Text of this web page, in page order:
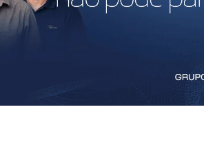
Preferência de contato:
Whatsapp
concessionária.